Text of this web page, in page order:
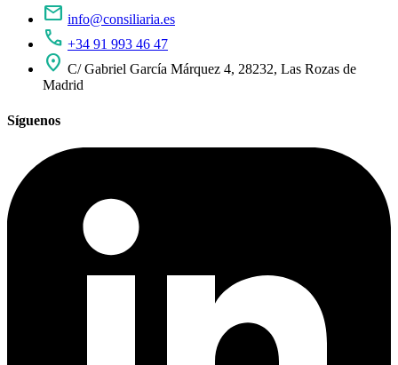
mail info@consiliaria.es
call +34 91 993 46 47
location_on C/ Gabriel García Márquez 4, 28232, Las Rozas de
Madrid
Síguenos